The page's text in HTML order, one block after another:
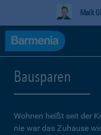
Maik
Bausparen
Wohnen heißt seit der
nie war das Zuhause